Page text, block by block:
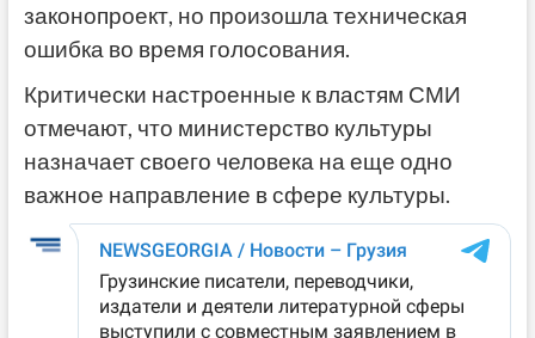
законопроект, но произошла техническая
ошибка во время голосования.
Критически настроенные к властям СМИ
отмечают, что министерство культуры
назначает своего человека на еще одно
важное направление в сфере культуры.